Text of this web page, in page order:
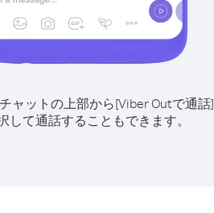
ャットの上部から[Viber Outで通話]
して通話することもできます。